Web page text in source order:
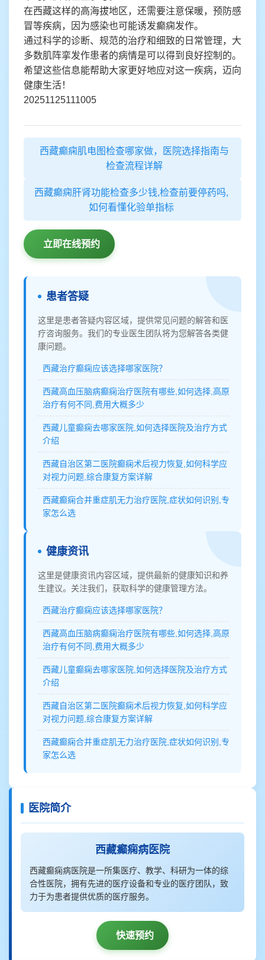
在西藏这样的高海拔地区，还需要注意保暖，预防感
冒等疾病，因为感染也可能诱发癫痫发作。
通过科学的诊断、规范的治疗和细致的日常管理，大
多数肌阵挛发作患者的病情是可以得到良好控制的。
希望这些信息能帮助大家更好地应对这一疾病，迈向
健康生活！
20251125111005
西藏癫痫肌电图检查哪家做，医院选择指南与
检查流程详解
西藏癫痫肝肾功能检查多少钱,检查前要停药吗,
如何看懂化验单指标
立即在线预约
患者答疑
这里是患者答疑内容区域，提供常见问题的解答和医
疗咨询服务。我们的专业医生团队将为您解答各类健
康问题。
西藏治疗癫痫应该选择哪家医院？
西藏高血压脑病癫痫治疗医院有哪些,如何选择,高原
治疗有何不同,费用大概多少
西藏儿童癫痫去哪家医院,如何选择医院及治疗方式
介绍
西藏自治区第二医院癫痫术后视力恢复,如何科学应
对视力问题,综合康复方案详解
西藏癫痫合并重症肌无力治疗医院,症状如何识别,专
家怎么选
健康资讯
这里是健康资讯内容区域，提供最新的健康知识和养
生建议。关注我们，获取科学的健康管理方法。
西藏治疗癫痫应该选择哪家医院？
西藏高血压脑病癫痫治疗医院有哪些,如何选择,高原
治疗有何不同,费用大概多少
西藏儿童癫痫去哪家医院,如何选择医院及治疗方式
介绍
西藏自治区第二医院癫痫术后视力恢复,如何科学应
对视力问题,综合康复方案详解
西藏癫痫合并重症肌无力治疗医院,症状如何识别,专
家怎么选
医院简介
西藏癫痫病医院
西藏癫痫病医院是一所集医疗、教学、科研为一体的综
合性医院，拥有先进的医疗设备和专业的医疗团队，致
力于为患者提供优质的医疗服务。
快速预约